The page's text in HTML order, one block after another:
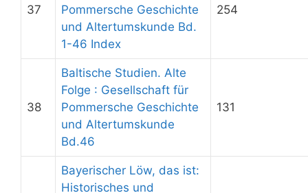
37
Pommersche Geschichte
und Altertumskunde Bd.
1-46 Index
254
38
Baltische Studien. Alte
Folge : Gesellschaft für
Pommersche Geschichte
und Altertumskunde
Bd.46
131
Bayerischer Löw, das ist:
Historisches und